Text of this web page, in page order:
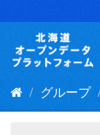
キ
グループ